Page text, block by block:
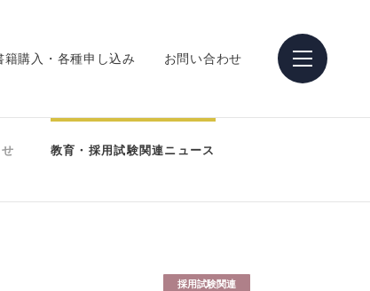
籍購入・各種申し込み お問い合わせ
教育・採用試験関連ニュース
採用試験関連